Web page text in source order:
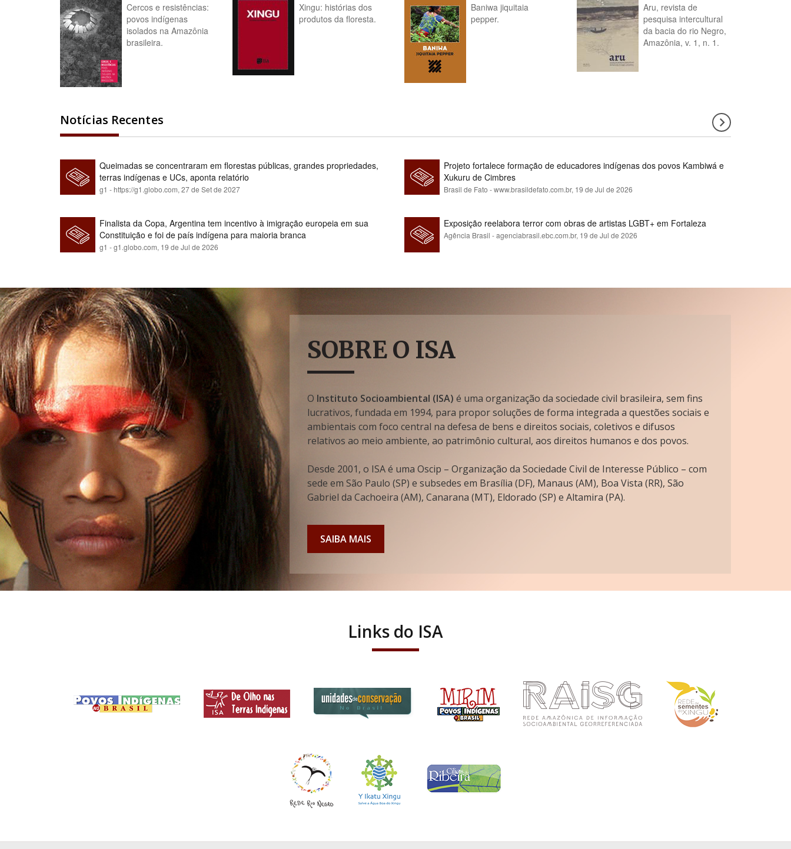
Cercos e resistências:
povos indígenas
isolados na Amazônia
brasileira.
Xingu: histórias dos
produtos da floresta.
Baniwa jiquitaia
pepper.
Aru, revista de
pesquisa intercultural
da bacia do rio Negro,
Amazônia, v. 1, n. 1.
Notícias Recentes
Queimadas se concentraram em florestas públicas, grandes propriedades,
terras indígenas e UCs, aponta relatório
g1 - https://g1.globo.com, 27 de Set de 2027
Projeto fortalece formação de educadores indígenas dos povos Kambiwá e
Xukuru de Cimbres
Brasil de Fato - www.brasildefato.com.br, 19 de Jul de 2026
Finalista da Copa, Argentina tem incentivo à imigração europeia em sua
Constituição e foi de país indígena para maioria branca
g1 - g1.globo.com, 19 de Jul de 2026
Exposição reelabora terror com obras de artistas LGBT+ em Fortaleza
Agência Brasil - agenciabrasil.ebc.com.br, 19 de Jul de 2026
SOBRE O ISA
O Instituto Socioambiental (ISA) é uma organização da sociedade civil brasileira, sem fins
lucrativos, fundada em 1994, para propor soluções de forma integrada a questões sociais e
ambientais com foco central na defesa de bens e direitos sociais, coletivos e difusos
relativos ao meio ambiente, ao patrimônio cultural, aos direitos humanos e dos povos.
Desde 2001, o ISA é uma Oscip – Organização da Sociedade Civil de Interesse Público – com
sede em São Paulo (SP) e subsedes em Brasília (DF), Manaus (AM), Boa Vista (RR), São
Gabriel da Cachoeira (AM), Canarana (MT), Eldorado (SP) e Altamira (PA).
SAIBA MAIS
Links do ISA